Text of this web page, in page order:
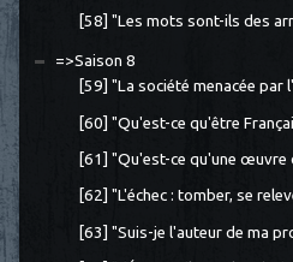
[58] "Les mots sont-ils des
=>Saison 8
[59] "La société menacée
[60] "Qu'est-ce qu'être
[61] "Qu'est-ce qu'une œuvre
[62] "L'échec : tomber, se
[63] "Suis-je l'auteur de ma